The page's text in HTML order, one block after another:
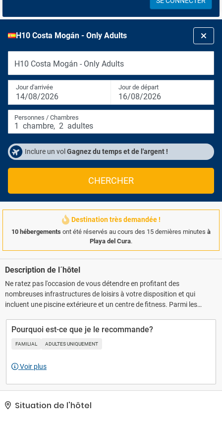
H10 Costa Mogán - Only Adults
H10 Costa Mogán - Only Adults
Jour d'arrivée
14/08/2026
Jour de départ
16/08/2026
Personnes / Chambres
1 chambre, 2 adultes
Inclure un vol Gagnez du temps et de l'argent !
CHERCHER
Destination très demandée !
10 hébergements ont été réservés au cours des 15 dernières minutes à
Playa del Cura.
Description de l´hôtel
Ne ratez pas l'occasion de vous détendre en profitant des
nombreuses infrastructures de loisirs à votre disposition et qui
incluent une piscine extérieure et un centre de fitness. Parmi les
également l'accès Wi-Fi à Internet gratuit et un service de
conciergerie.. Les équipements et services proposés incluent un
service de nettoyage à sec / blanchisserie, une réception ouverte
Pourquoi est-ce que je le recommande?
FAMILIAL ADULTES UNIQUEMENT
Voir plus
Situation de l'hôtel